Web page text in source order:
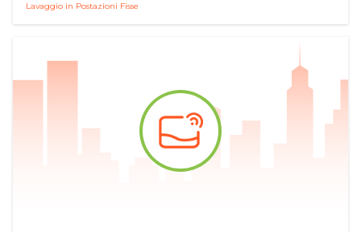
Lavaggio in Postazioni Fisse